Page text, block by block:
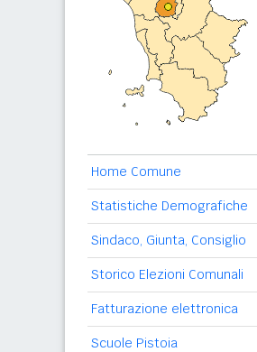
Home Comune
Statistiche Demografiche
Sindaco, Giunta, Consiglio
Storico Elezioni Comunali
Fatturazione elettronica
Scuole Pistoia